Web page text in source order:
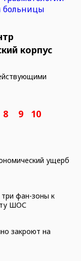
корпус
8 9
10
ущерб
фан-зоны к
ШОС
закроют на